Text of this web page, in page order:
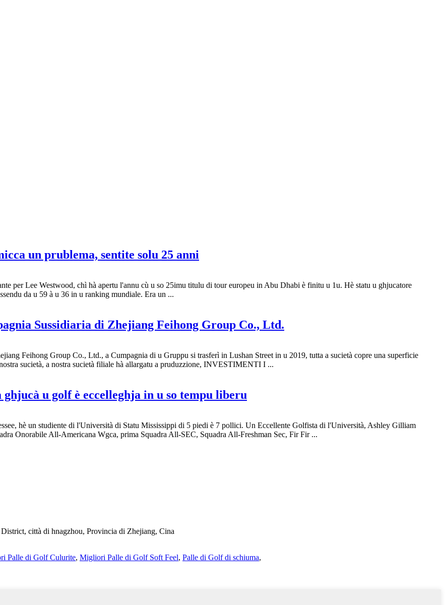
un prublema, sentite solu 25 anni
per Lee Westwood, chì hà apertu l'annu cù u so 25imu titulu di tour europeu in Abu Dhabi è finitu u 1u. Hè statu u ghjucatore
da u 59 à u 36 in u ranking mundiale. Era un ...
Sussidiaria di Zhejiang Feihong Group Co., Ltd.
Feihong Group Co., Ltd., a Cumpagnia di u Gruppu si trasferì in Lushan Street in u 2019, tutta a sucietà copre una superficie
sucietà, a nostra sucietà filiale hà allargatu a pruduzzione, INVESTIMENTI I ...
u golf è eccelleghja in u so tempu liberu
hè un studiente di l'Università di Statu Mississippi di 5 piedi è 7 pollici. Un Eccellente Golfista di l'Università, Ashley Gilliam
Onorabile All-Americana Wgca, prima Squadra All-SEC, Squadra All-Freshman Sec, Fir Fir ...
città di hnagzhou, Provincia di Zhejiang, Cina
Palle di Golf Culurite, Migliori Palle di Golf Soft Feel, Palle di Golf di schiuma,